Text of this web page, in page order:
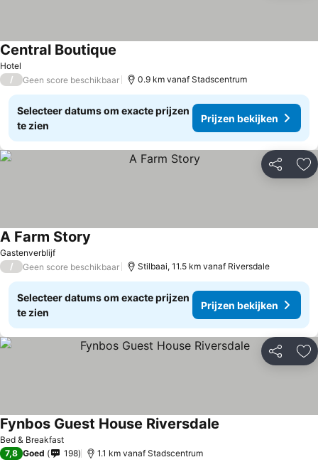
Hotel
Central Boutique
/ Geen score beschikbaar 0.9 km vanaf Stadscentrum
Selecteer datums om exacte prijzen
te zien
Prijzen bekijken
Delen
Gastenverblijf
A Farm Story
/ Geen score beschikbaar Stilbaai, 11.5 km vanaf Riversdale
Selecteer datums om exacte prijzen
te zien
Prijzen bekijken
Delen
Bed & Breakfast
Fynbos Guest House Riversdale
7,8 Goed 198 1.1 km vanaf Stadscentrum